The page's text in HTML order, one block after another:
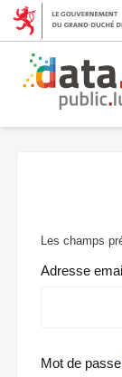
Les champs
Adresse
Mot de passe